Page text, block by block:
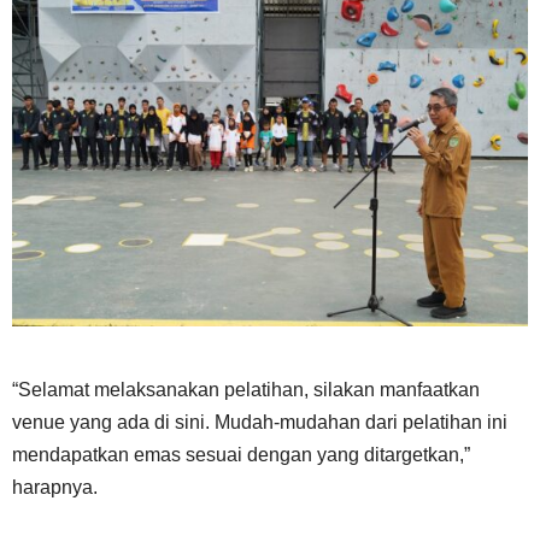
“Selamat melaksanakan pelatihan, silakan manfaatkan
venue yang ada di sini. Mudah-mudahan dari pelatihan ini
mendapatkan emas sesuai dengan yang ditargetkan,”
harapnya.